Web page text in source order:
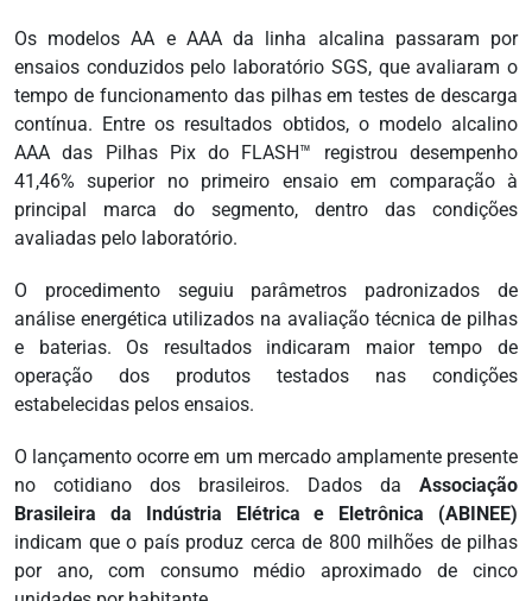
Os modelos AA e AAA da linha alcalina passaram por
ensaios conduzidos pelo laboratório SGS, que avaliaram o
tempo de funcionamento das pilhas em testes de descarga
contínua. Entre os resultados obtidos, o modelo alcalino
AAA das Pilhas Pix do FLASH™ registrou desempenho
41,46% superior no primeiro ensaio em comparação à
principal marca do segmento, dentro das condições
avaliadas pelo laboratório.
O procedimento seguiu parâmetros padronizados de
análise energética utilizados na avaliação técnica de pilhas
e baterias. Os resultados indicaram maior tempo de
operação dos produtos testados nas condições
estabelecidas pelos ensaios.
O lançamento ocorre em um mercado amplamente presente
no cotidiano dos brasileiros. Dados da Associação
Brasileira da Indústria Elétrica e Eletrônica (ABINEE)
indicam que o país produz cerca de 800 milhões de pilhas
por ano, com consumo médio aproximado de cinco